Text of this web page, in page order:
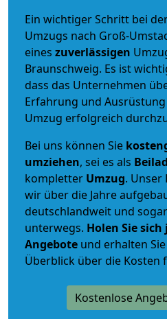
Ein wichtiger Schritt bei
Umzugs nach Groß-
eines zuverlässigen
Braunschweig. Es ist
dass das Unternehmen
Erfahrung und
Umzug erfolgreich
Bei uns können Sie
umziehen, sei es als
kompletter Umzug. Unser
wir über die Jahre
deutschlandweit und
unterwegs. Holen Sie
Angebote und erhalten
Überblick über die Kosten
Kostenlose